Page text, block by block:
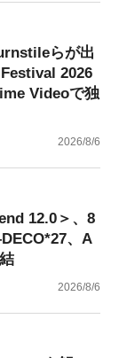
らが出
2026
Videoで独
2026/8/6
12.0＞、8
、A
2026/8/6